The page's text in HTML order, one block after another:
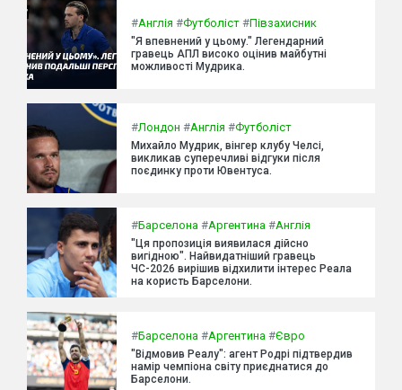
#Англія #Футболіст #Півзахисник
"Я впевнений у цьому." Легендарний
гравець АПЛ високо оцінив майбутні
можливості Мудрика.
#Лондон #Англія #Футболіст
Михайло Мудрик, вінгер клубу Челсі,
викликав суперечливі відгуки після
поєдинку проти Ювентуса.
#Барселона #Аргентина #Англія
"Ця пропозиція виявилася дійсно
вигідною". Найвидатніший гравець
ЧС-2026 вирішив відхилити інтерес Реала
на користь Барселони.
#Барселона #Аргентина #Євро
"Відмовив Реалу": агент Родрі підтвердив
намір чемпіона світу приєднатися до
Барселони.